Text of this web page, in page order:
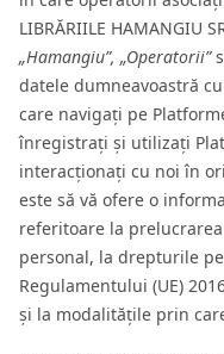
LIBRĂRIILE HAMANGIU
„Hamangiu”, „Operatorii”
datele dumneavoastră
care navigați pe
înregistrați și utilizați
interacționați cu noi în
este să vă ofere o
referitoare la
personal, la drepturile
Regulamentului (UE)
și la modalitățile prin